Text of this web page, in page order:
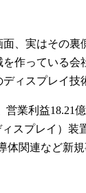
、実はその
作っている
ィスプレイ
業利益
スプレイ）
関連など新